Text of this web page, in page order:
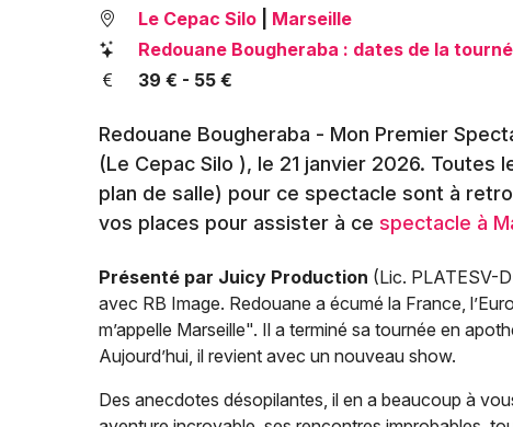
Le Cepac Silo
Marseille
Redouane Bougheraba : dates de la
39 € - 55 €
Redouane Bougheraba - Mon Premier
(Le Cepac Silo ), le 21 janvier 2026. Toutes
plan de salle) pour ce spectacle sont à
vos places pour assister à ce spectacle à
Présenté par Juicy Production (Lic. PLATESV-
avec RB Image. Redouane a écumé la France,
m’appelle Marseille". Il a terminé sa tournée en
Aujourd’hui, il revient avec un nouveau show.
Des anecdotes désopilantes, il en a beaucoup à